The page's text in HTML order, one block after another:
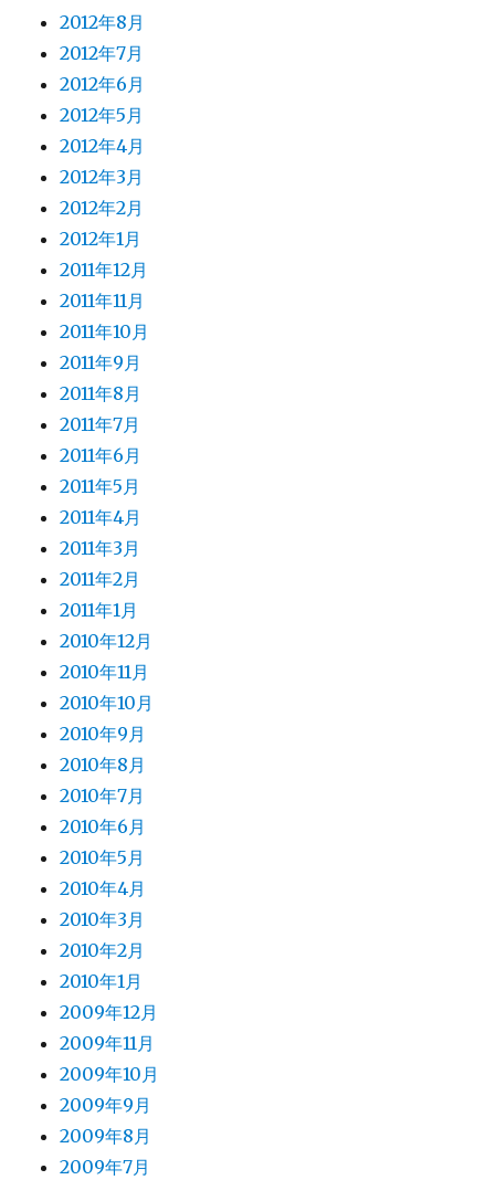
2012年8月
2012年7月
2012年6月
2012年5月
2012年4月
2012年3月
2012年2月
2012年1月
2011年12月
2011年11月
2011年10月
2011年9月
2011年8月
2011年7月
2011年6月
2011年5月
2011年4月
2011年3月
2011年2月
2011年1月
2010年12月
2010年11月
2010年10月
2010年9月
2010年8月
2010年7月
2010年6月
2010年5月
2010年4月
2010年3月
2010年2月
2010年1月
2009年12月
2009年11月
2009年10月
2009年9月
2009年8月
2009年7月